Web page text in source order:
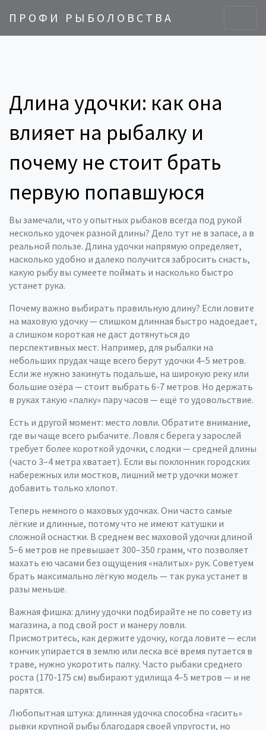
ПРОФИ РЫБОЛОВСТВА
Длина удочки: как она
влияет на рыбалку и
почему не стоит брать
первую попавшуюся
Вы замечали, что у опытных рыбаков всегда под рукой
несколько удочек разной длины? Дело тут не в запасе, а в
реальной пользе. Длина удочки напрямую определяет,
насколько удобно и далеко получится забросить снасть,
какую рыбу вы сумеете поймать и насколько быстро
устанет рука.
Почему важно выбирать правильную длину? Если ловите
на маховую удочку — слишком длинная быстро надоедает,
а слишком короткая не даст дотянуться до
перспективных мест. Например, для рыбалки на
небольших прудах чаще всего берут удочки 4–5 метров.
Если же нужно закинуть подальше, на широкую реку или
большие озёра — стоит выбрать 6-7 метров. Но держать
в руках такую «палку» пару часов — ещё то удовольствие.
Есть и другой момент: место ловли. Обратите внимание,
где вы чаще всего рыбачите. Ловля с берега у зарослей
требует более короткой удочки, с лодки — средней длины
(часто 3–4 метра хватает). Если вы поклонник городских
набережных или мостков, лишний метр удочки может
добавить только хлопот.
Теперь немного о маховых удочках. Они часто самые
лёгкие и длинные, потому что не имеют катушки и
сложной оснастки. В среднем вес маховой удочки длиной
5–6 метров не превышает 300–350 грамм, что позволяет
махать ею часами без ощущения «налитых» рук. Советуем
брать максимально лёгкую модель — так рука устанет в
разы меньше.
Важная фишка: длину удочки подбирайте не по совету из
магазина, а под свой рост и манеру ловли.
Присмотритесь, как держите удочку, когда ловите — если
кончик упирается в землю или леска всё время путается в
траве, нужно укоротить палку. Часто рыбаки среднего
роста (170-175 см) выбирают удилища 4–5 метров — и не
парятся.
Любопытная штука: длинная удочка способна «гасить»
рывки крупной рыбы благодаря своей упругости, но